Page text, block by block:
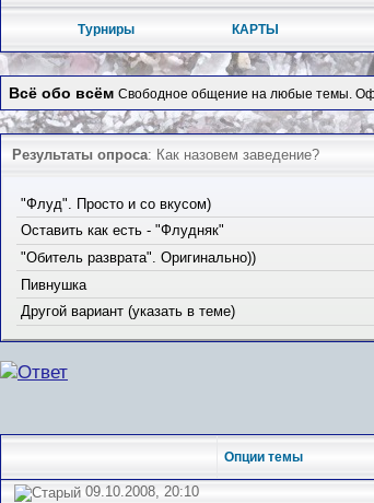
Турниры КАРТЫ
Всё обо всём Свободное общение на любые темы.
Результаты опроса: Как назовем заведение?
"Флуд". Просто и со вкусом)
Оставить как есть - "Флудняк"
"Обитель разврата". Оригинально))
Пивнушка
Другой вариант (указать в теме)
Опции темы
09.10.2008, 20:10